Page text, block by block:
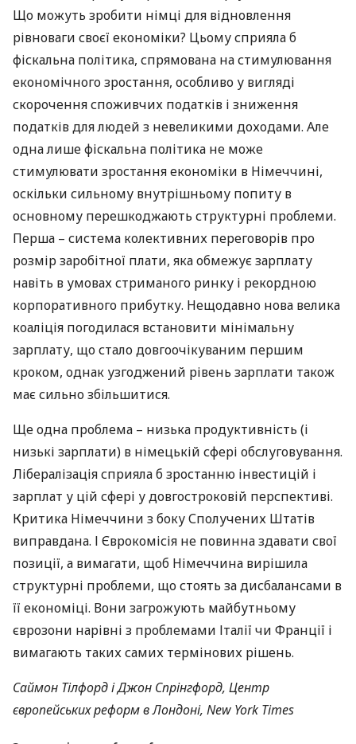
Що можуть зробити німці для відновлення
рівноваги своєї економіки? Цьому сприяла б
фіскальна політика, спрямована на стимулювання
економічного зростання, особливо у вигляді
скорочення споживчих податків і зниження
податків для людей з невеликими доходами. Але
одна лише фіскальна політика не може
стимулювати зростання економіки в Німеччині,
оскільки сильному внутрішньому попиту в
основному перешкоджають структурні проблеми.
Перша – система колективних переговорів про
розмір заробітної плати, яка обмежує зарплату
навіть в умовах стриманого ринку і рекордною
корпоративного прибутку. Нещодавно нова велика
коаліція погодилася встановити мінімальну
зарплату, що стало довгоочікуваним першим
кроком, однак узгоджений рівень зарплати також
має сильно збільшитися.
Ще одна проблема – низька продуктивність (і
низькі зарплати) в німецькій сфері обслуговування.
Лібералізація сприяла б зростанню інвестицій і
зарплат у цій сфері у довгостроковій перспективі.
Критика Німеччини з боку Сполучених Штатів
виправдана. І Єврокомісія не повинна здавати свої
позиції, а вимагати, щоб Німеччина вирішила
структурні проблеми, що стоять за дисбалансами в
її економіці. Вони загрожують майбутньому
єврозони нарівні з проблемами Італії чи Франції і
вимагають таких самих термінових рішень.
Саймон Тілфорд і Джон Спрінгфорд, Центр
європейських реформ в Лондоні, New York Times